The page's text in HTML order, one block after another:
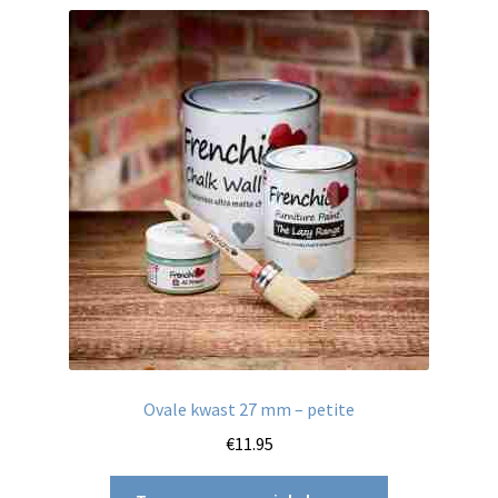
Ovale kwast 27 mm – petite
€11.95